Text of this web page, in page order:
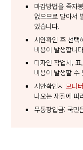
마감방법을 족자
없으므로 말아서
있습니다.
시안확인 후 선택
비용이 발생합니
디자인 작업시,
비용이 발생할 수
시안확인시 모니
나오는 재질에 따
무통장입금: 국민